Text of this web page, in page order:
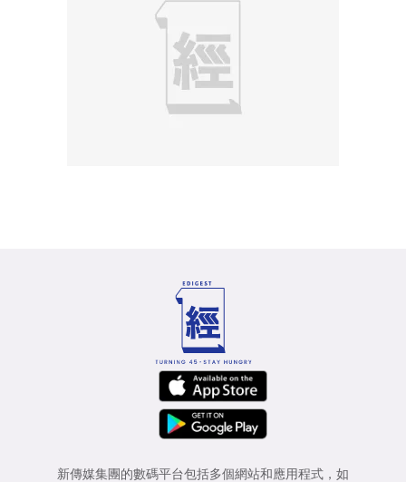
新傳媒集團的數碼平台包括多個網站和應用程式，如